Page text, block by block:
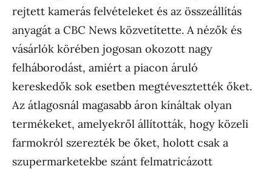
rejtett kamerás felvételeket és az összeállítás
anyagát a CBC News közvetítette. A nézők és
vásárlók körében jogosan okozott nagy
felháborodást, amiért a piacon áruló
kereskedők sok esetben megtévesztették őket.
Az átlagosnál magasabb áron kínáltak olyan
termékeket, amelyekről állították, hogy közeli
farmokról szerezték be őket, holott csak a
szupermarketekbe szánt felmatricázott